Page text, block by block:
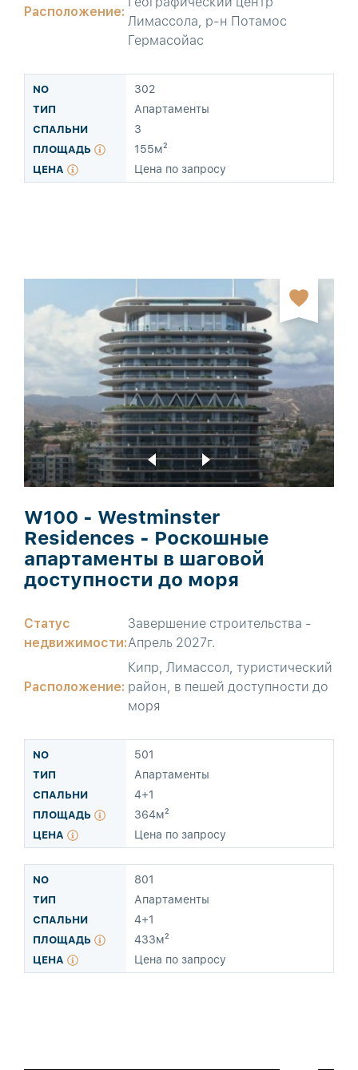
Расположение:
Лимассола, р-н Потамос
Гермасойас
302
Апартаменты
3
155м²
Цена по запросу
W100 - Westminster
Residences - Роскошные
апартаменты в шаговой
доступности до моря
Статус
недвижимости:
Завершение строительства -
Апрель 2027г.
Расположение:
Кипр, Лимассол, туристический
район, в пешей доступности до
моря
501
Апартаменты
4+1
364м²
Цена по запросу